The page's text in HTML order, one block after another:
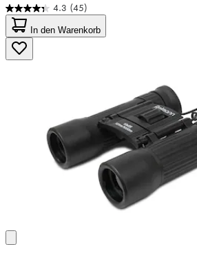
4.3 (45)
4.3
von
5
Sternen.
45
In den Warenkorb